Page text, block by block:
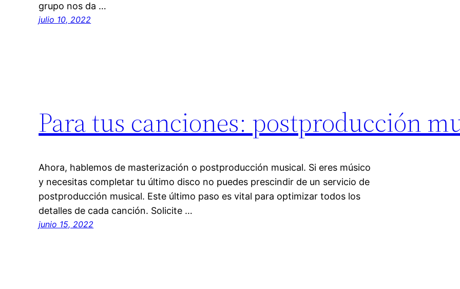
grupo nos da …
julio 10, 2022
Para tus canciones: postproducción
Ahora, hablemos de masterización o postproducción musical. Si eres músico
y necesitas completar tu último disco no puedes prescindir de un servicio de
postproducción musical. Este último paso es vital para optimizar todos los
detalles de cada canción. Solicite …
junio 15, 2022